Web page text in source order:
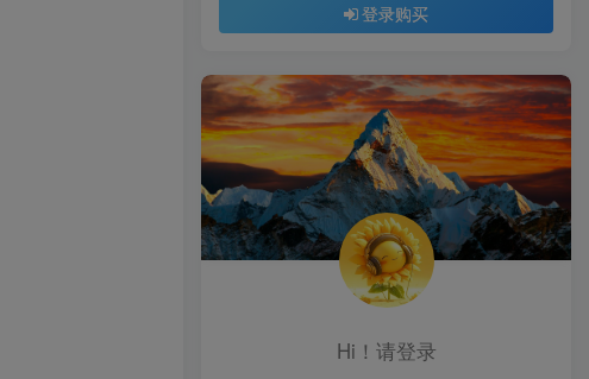
登录购买
Hi！请登录